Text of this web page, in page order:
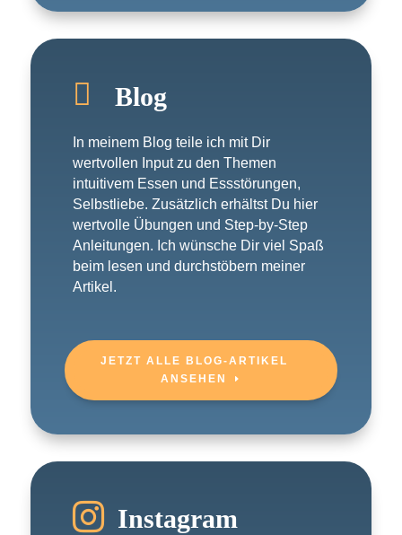
 Blog
In meinem Blog teile ich mit Dir
wertvollen Input zu den Themen
intuitivem Essen und Essstörungen,
Selbstliebe. Zusätzlich erhältst Du hier
wertvolle Übungen und Step-by-Step
Anleitungen. Ich wünsche Dir viel Spaß
beim lesen und durchstöbern meiner
Artikel.
JETZT ALLE BLOG-ARTIKEL
ANSEHEN
 Instagram